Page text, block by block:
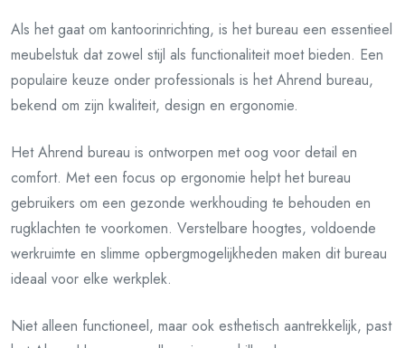
Als het gaat om kantoorinrichting, is het bureau een essentieel
meubelstuk dat zowel stijl als functionaliteit moet bieden. Een
populaire keuze onder professionals is het Ahrend bureau,
bekend om zijn kwaliteit, design en ergonomie.
Het Ahrend bureau is ontworpen met oog voor detail en
comfort. Met een focus op ergonomie helpt het bureau
gebruikers om een gezonde werkhouding te behouden en
rugklachten te voorkomen. Verstelbare hoogtes, voldoende
werkruimte en slimme opbergmogelijkheden maken dit bureau
ideaal voor elke werkplek.
Niet alleen functioneel, maar ook esthetisch aantrekkelijk, past